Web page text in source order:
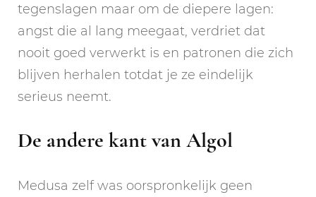
tegenslagen maar om de diepere lagen:
angst die al lang meegaat, verdriet dat
nooit goed verwerkt is en patronen die zich
blijven herhalen totdat je ze eindelijk
serieus neemt.
De andere kant van Algol
Medusa zelf was oorspronkelijk geen